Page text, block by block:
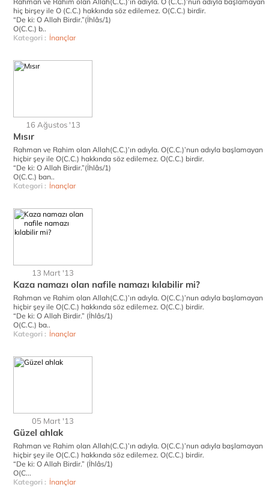
hiç birşey ile O (C.C.) hakkında söz edilemez. O(C.C.) birdir.
“De ki: O Allah Birdir.”(İhlâs/1)
O(C.C.) b..
Kategori : İnançlar
16 Ağustos '13
Mısır
Rahman ve Rahim olan Allah(C.C.)’ın adıyla. O(C.C.)’nun adıyla başlamayan
hiçbir şey ile O(C.C.) hakkında söz edilemez. O(C.C.) birdir.
“De ki: O Allah Birdir.”(İhlâs/1)
O(C.C.) ban..
Kategori : İnançlar
13 Mart '13
Kaza namazı olan nafile namazı kılabilir mi?
Rahman ve Rahim olan Allah(C.C.)’ın adıyla. O(C.C.)’nun adıyla başlamayan
hiçbir şey ile O(C.C.) hakkında söz edilemez. O(C.C.) birdir.
“De ki: O Allah Birdir.” (İhlâs/1)
O(C.C.) ba..
Kategori : İnançlar
05 Mart '13
Güzel ahlak
Rahman ve Rahim olan Allah(C.C.)’ın adıyla. O(C.C.)’nun adıyla başlamayan
hiçbir şey ile O(C.C.) hakkında söz edilemez. O(C.C.) birdir.
“De ki: O Allah Birdir.” (İhlâs/1)
O(C...
Kategori : İnançlar